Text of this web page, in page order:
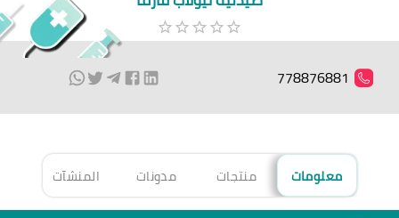
778876881
معلومات منتجات مدونات المنشآت